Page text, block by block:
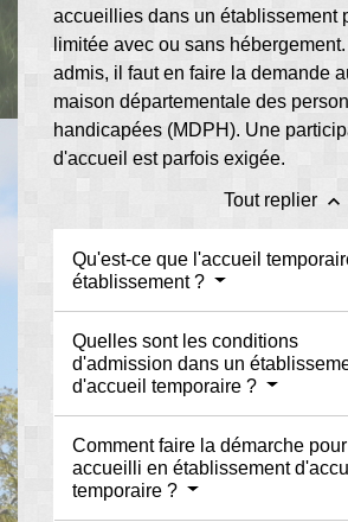
accueillies dans un établissement
limitée avec ou sans
admis, il faut en faire la demande
maison départementale des
handicapées (MDPH). Une
d'accueil est parfois exigée.
Tout replier keyboard_arrow_up
Qu'est-ce que l'accueil
établissement ?
Quelles sont les conditions
d'admission dans un
d'accueil temporaire ?
Comment faire la démarche
accueilli en établissement
temporaire ?